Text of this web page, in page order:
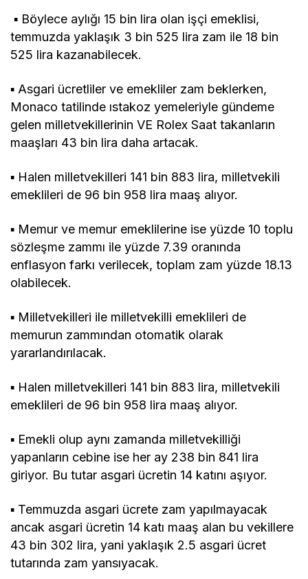
▪ Böylece aylığı 15 bin lira olan işçi emeklisi,
temmuzda yaklaşık 3 bin 525 lira zam ile 18 bin
525 lira kazanabilecek.
▪ Asgari ücretliler ve emekliler zam beklerken,
Monaco tatilinde ıstakoz yemeleriyle gündeme
gelen milletvekillerinin VE Rolex Saat takanların
maaşları 43 bin lira daha artacak.
▪ Halen milletvekilleri 141 bin 883 lira, milletvekili
emeklileri de 96 bin 958 lira maaş alıyor.
▪ Memur ve memur emeklilerine ise yüzde 10 toplu
sözleşme zammı ile yüzde 7.39 oranında
enflasyon farkı verilecek, toplam zam yüzde 18.13
olabilecek.
▪ Milletvekilleri ile milletvekilli emeklileri de
memurun zammından otomatik olarak
yararlandırılacak.
▪ Halen milletvekilleri 141 bin 883 lira, milletvekili
emeklileri de 96 bin 958 lira maaş alıyor.
▪ Emekli olup aynı zamanda milletvekilliği
yapanların cebine ise her ay 238 bin 841 lira
giriyor. Bu tutar asgari ücretin 14 katını aşıyor.
▪ Temmuzda asgari ücrete zam yapılmayacak
ancak asgari ücretin 14 katı maaş alan bu vekillere
43 bin 302 lira, yani yaklaşık 2.5 asgari ücret
tutarında zam yansıyacak.